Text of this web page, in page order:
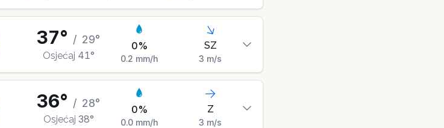
37° / 29°
Osjećaj 41°
0%
0.2 mm/h
SZ
3 m/s
36° / 28°
Osjećaj 38°
0%
0.0mm/h
Z
3 m/s